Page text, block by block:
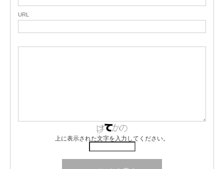
URL
上に表示された文字を入力してください。